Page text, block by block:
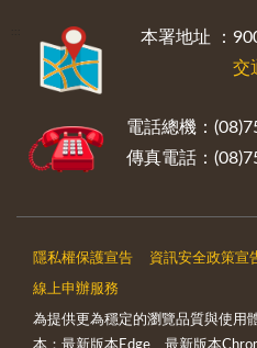
本署地址 ：
交
電話總機：
傳真電話：
隱私權保護宣告 資訊安全政策宣
線上申辦服務
為提供更為穩定的瀏覽品質與使用